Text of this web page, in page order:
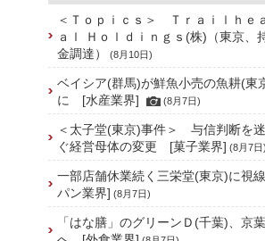
＜Ｔｏｐｉｃｓ＞ Ｔｒａｉｌｈｅ
ａｌ Ｈｏｌｄｉｎｇｓ(株)（東京、
金調達）
(8月10日)
ベイシア(群馬)が鮮魚小売の魚耕(東
に [水産業界]
(8月7日)
＜太子堂(東京)事件＞ 与信判断を
ぐ経営母体の変更 [菓子業界] (8月7日)
一部店舗休業続く三栄堂(東京)に視
パン業界] (8月7日)
「はな膳」のグリーンＤ(千葉)、京